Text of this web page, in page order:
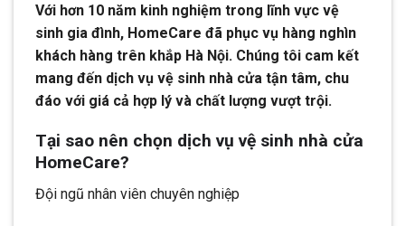
Với hơn 10 năm kinh nghiệm trong lĩnh vực vệ
sinh gia đình, HomeCare đã phục vụ hàng nghìn
khách hàng trên khắp Hà Nội. Chúng tôi cam kết
mang đến dịch vụ vệ sinh nhà cửa tận tâm, chu
đáo với giá cả hợp lý và chất lượng vượt trội.
Tại sao nên chọn dịch vụ vệ sinh nhà cửa
HomeCare?
Đội ngũ nhân viên chuyên nghiệp